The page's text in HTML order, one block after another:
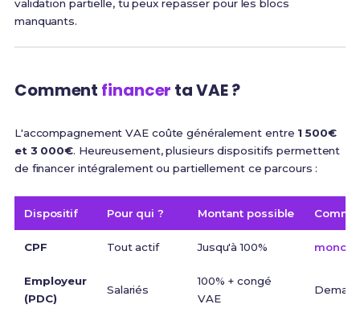
validation partielle, tu peux repasser pour les blocs
manquants.
Comment financer ta VAE ?
L'accompagnement VAE coûte généralement entre 1 500€
et 3 000€. Heureusement, plusieurs dispositifs permettent
de financer intégralement ou partiellement ce parcours :
Dispositif Pour qui ? Montant possible
CPF Tout actif Jusqu'à 100%
Employeur
(PDC)
Salariés
100% + congé
VAE